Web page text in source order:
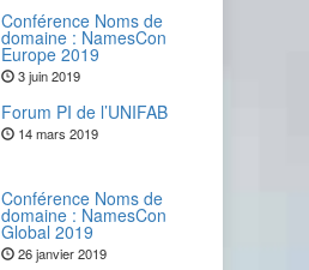
Conférence Noms de
domaine : NamesCon
Europe 2019
3 juin 2019
Forum PI de l’UNIFAB
14 mars 2019
Conférence Noms de
domaine : NamesCon
Global 2019
26 janvier 2019